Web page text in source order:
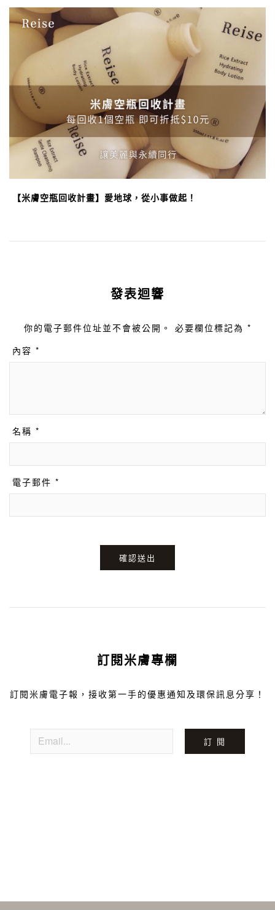
【米膚空瓶回收計畫】愛地球，從小事做起！
發表迴響
你的電子郵件位址並不會被公開。 必要欄位標記為 *
內容 *
名稱 *
電子郵件 *
確認送出
訂閱米膚專欄
訂閱米膚電子報，接收第一手的優惠通知及環保訊息分享！
訂 閱